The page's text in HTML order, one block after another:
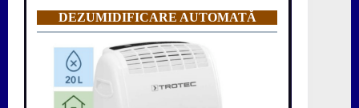
DEZUMIDIFICARE AUTOMATĂ